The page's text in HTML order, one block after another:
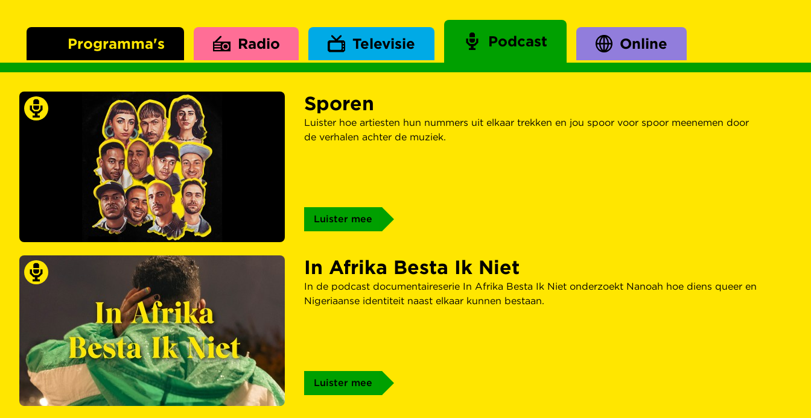
Programma's Radio Televisie Podcast Online
Sporen
Luister hoe artiesten hun nummers uit elkaar trekken en jou spoor voor spoor meenemen door
de verhalen achter de muziek.
Luister mee
In Afrika Besta Ik Niet
In de podcast documentaireserie In Afrika Besta Ik Niet onderzoekt Nanoah hoe diens queer en
Nigeriaanse identiteit naast elkaar kunnen bestaan.
Luister mee